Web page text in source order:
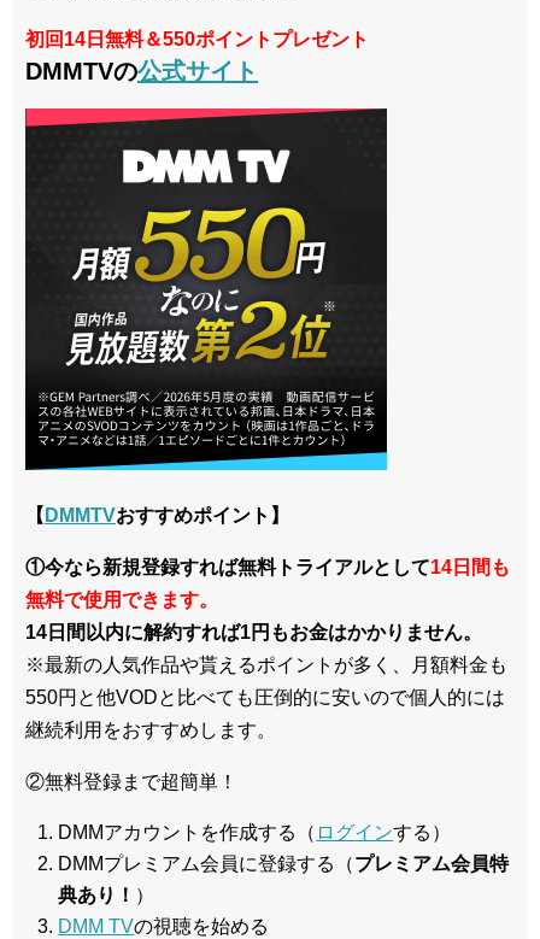
初回14日無料＆550ポイントプレゼント
DMMTVの公式サイト
【 DMMTVおすすめポイント】
①今なら新規登録すれば無料トライアルとして14日間も
無料で使用できます。
14日間以内に解約すれば1円もお金はかかりません。
※最新の人気作品や貰えるポイントが多く、月額料金も
550円と他VODと比べても圧倒的に安いので個人的には
継続利用をおすすめします。
②無料登録まで超簡単！
DMMアカウントを作成する（ ログインする）
DMMプレミアム会員に登録する（プレミアム会員特
典あり！ ）
DMM TVの視聴を始める